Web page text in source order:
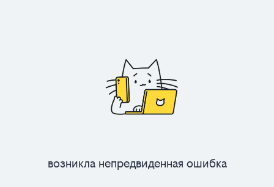
Возникла непредвиденная ошибка